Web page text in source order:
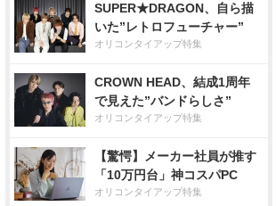
SUPER★DRAGON、自ら描
いた”レトロフューチャー”
オリコンタイアップ特集
CROWN HEAD、結成1周年
で見えた”バンドらしさ”
オリコンタイアップ特集
【驚愕】メーカー社員が推す
「10万円台」神コスパPC
オリコンタイアップ特集